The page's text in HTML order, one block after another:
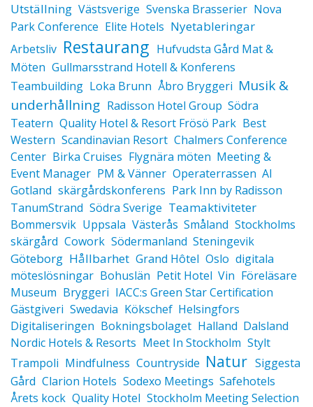
Utställning Västsverige Svenska Brasserier Nova
Park Conference Elite Hotels Nyetableringar
Arbetsliv Restaurang Hufvudsta Gård Mat &
Möten Gullmarsstrand Hotell & Konferens
Teambuilding Loka Brunn Åbro Bryggeri Musik &
underhållning Radisson Hotel Group Södra
Teatern Quality Hotel & Resort Frösö Park Best
Western Scandinavian Resort Chalmers Conference
Center Birka Cruises Flygnära möten Meeting &
Event Manager PM & Vänner Operaterrassen AI
Gotland skärgårdskonferens Park Inn by Radisson
TanumStrand Södra Sverige Teamaktiviteter
Bommersvik Uppsala Västerås Småland Stockholms
skärgård Cowork Södermanland Steningevik
Göteborg Hållbarhet Grand Hôtel Oslo digitala
möteslösningar Bohuslän Petit Hotel Vin Föreläsare
Museum Bryggeri IACC:s Green Star Certification
Gästgiveri Swedavia Kökschef Helsingfors
Digitaliseringen Bokningsbolaget Halland Dalsland
Nordic Hotels & Resorts Meet In Stockholm Stylt
Trampoli Mindfulness Countryside Natur Siggesta
Gård Clarion Hotels Sodexo Meetings Safehotels
Årets kock Quality Hotel Stockholm Meeting Selection